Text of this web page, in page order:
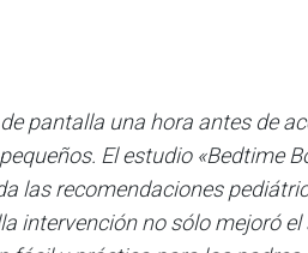
pantalla una hora antes de
El estudio «Bedtime
las recomendaciones
intervención no sólo mejoró el